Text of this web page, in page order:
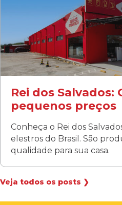
Rua Albino Beatriz, 100 -
Segunda a sábado: 09h00
Domingo: FECHADA
ÚLTIMOS DIAS DE
(41) 3411-1754
(41) 99249-4620
Rei dos Salvados:
pequenos preços
Conheça o Rei dos
elestros do Brasil. São
qualidade para sua casa.
Veja todos os posts ❯